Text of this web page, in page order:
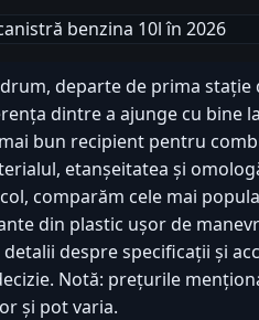
departe de prima
dintre a ajunge cu bine
bun recipient pentru
etanșeitatea și
comparăm cele mai
din plastic ușor de
detalii despre specificații și
Notă: prețurile
și pot varia.